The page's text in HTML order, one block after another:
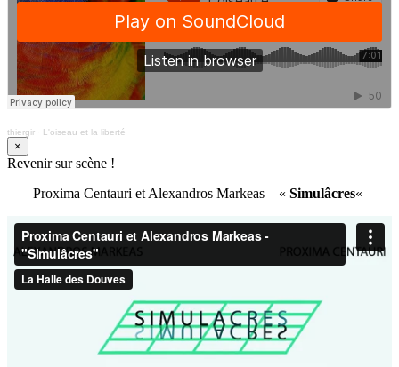
thiergir · L'oiseau et la liberté
×
Revenir sur scène !
Proxima Centauri et Alexandros Markeas – « Simulâcres«